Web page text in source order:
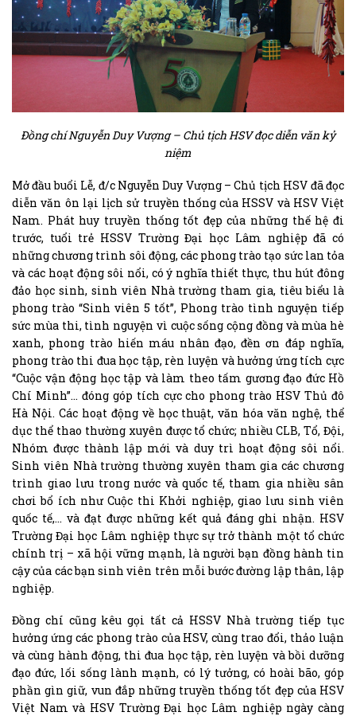
Đồng chí Nguyễn Duy Vượng – Chủ tịch HSV đọc diễn văn kỷ
niệm
Mở đầu buổi Lễ, đ/c Nguyễn Duy Vượng – Chủ tịch HSV đã đọc
diễn văn ôn lại lịch sử truyền thống của HSSV và HSV Việt
Nam. Phát huy truyền thống tốt đẹp của những thế hệ đi
trước, tuổi trẻ HSSV Trường Đại học Lâm nghiệp đã có
những chương trình sôi động, các phong trào tạo sức lan tỏa
và các hoạt động sôi nổi, có ý nghĩa thiết thực, thu hút đông
đảo học sinh, sinh viên Nhà trường tham gia, tiêu biểu là
phong trào “Sinh viên 5 tốt”, Phong trào tình nguyện tiếp
sức mùa thi, tình nguyện vì cuộc sống cộng đồng và mùa hè
xanh, phong trào hiến máu nhân đạo, đền ơn đáp nghĩa,
phong trào thi đua học tập, rèn luyện và hưởng ứng tích cực
“Cuộc vận động học tập và làm theo tấm gương đạo đức Hồ
Chí Minh”… đóng góp tích cực cho phong trào HSV Thủ đô
Hà Nội. Các hoạt động về học thuật, văn hóa văn nghệ, thể
dục thể thao thường xuyên được tổ chức; nhiều CLB, Tổ, Đội,
Nhóm được thành lập mới và duy trì hoạt động sôi nổi.
Sinh viên Nhà trường thường xuyên tham gia các chương
trình giao lưu trong nước và quốc tế, tham gia nhiều sân
chơi bổ ích như Cuộc thi Khởi nghiệp, giao lưu sinh viên
quốc tế,… và đạt được những kết quả đáng ghi nhận. HSV
Trường Đại học Lâm nghiệp thực sự trở thành một tổ chức
chính trị – xã hội vững mạnh, là người bạn đồng hành tin
cậy của các bạn sinh viên trên mỗi bước đường lập thân, lập
nghiệp.
Đồng chí cũng kêu gọi tất cả HSSV Nhà trường tiếp tục
hưởng ứng các phong trào của HSV, cùng trao đổi, thảo luận
và cùng hành động, thi đua học tập, rèn luyện và bồi dưỡng
đạo đức, lối sống lành mạnh, có lý tưởng, có hoài bão, góp
phần gìn giữ, vun đắp những truyền thống tốt đẹp của HSV
Việt Nam và HSV Trường Đại học Lâm nghiệp ngày càng